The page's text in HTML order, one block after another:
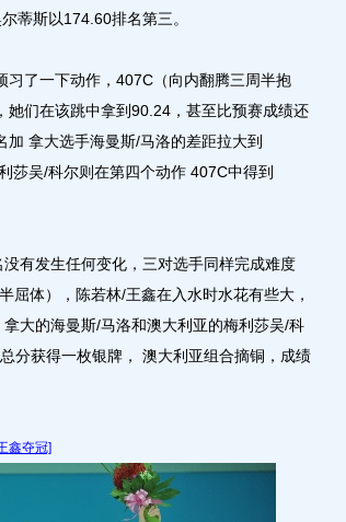
蒂斯以174.60排名第三。
了一下动作，407C（向内翻腾三周半抱
她们在该跳中拿到90.24，甚至比预赛成绩还
拿大选手海曼斯/马洛的差距拉大到
莎吴/科尔则在第四个动作 407C中得到
发生任何变化，三对选手同样完成难度
屈体），陈若林/王鑫在入水时水花有些大，
大的海曼斯/马洛和澳大利亚的梅利莎吴/科
分获得一枚银牌， 澳大利亚组合摘铜，成绩
鑫夺冠]